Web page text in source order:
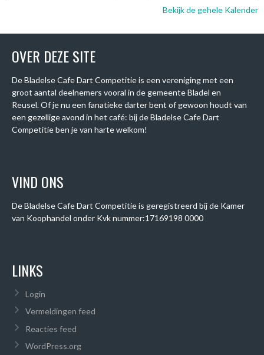
Bekijk de gehele Kalender
OVER DEZE SITE
De Bladelse Cafe Dart Competitie is een vereniging met een
groot aantal deelnemers vooral in de gemeente Bladel en
Reusel. Of je nu een fanatieke darter bent of gewoon houdt van
een gezellige avond in het café: bij de Bladelse Cafe Dart
Competitie ben je van harte welkom!
VIND ONS
De Bladelse Cafe Dart Competitie is geregistreerd bij de Kamer
van Koophandel onder Kvk nummer:17169198 0000
LINKS
Login
Vermeldingen feed
Reacties feed
WordPress.org